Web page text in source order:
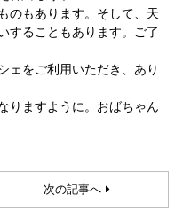
のもあります。そして、天
することもあります。ご了
ェをご利用いただき、あり
りますように。おばちゃん
次の記事へ